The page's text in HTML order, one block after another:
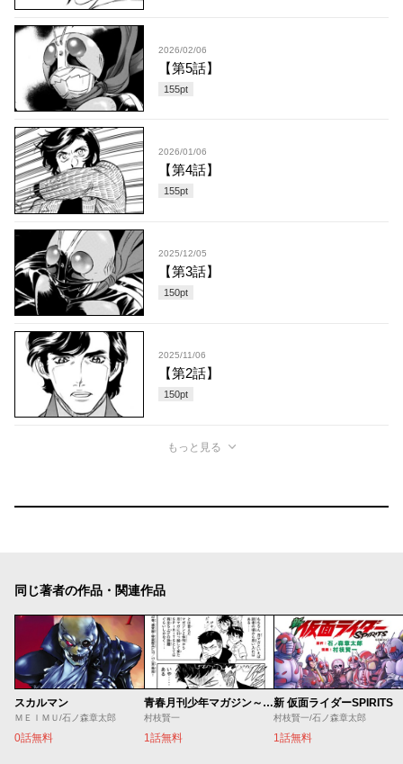
2026/02/06
【第5話】
155pt
2026/01/06
【第4話】
155pt
2025/12/05
【第3話】
150pt
2025/11/06
【第2話】
150pt
もっと見る
同じ著者の作品・関連作品
スカルマン
ＭＥＩＭＵ/石ノ森章太郎
0話無料
青春月刊少年マガジン～村枝賢一とオオカミ太郎～
村枝賢一
1話無料
新 仮面ライダーSPIRITS
村枝賢一/石ノ森章太郎
1話無料